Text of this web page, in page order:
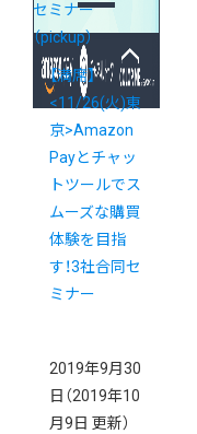
セミナー
（pickup）
【満席】
<11/26(火)東
京>Amazon
Payとチャッ
トツールでス
ムーズな購買
体験を目指
す！3社合同セ
ミナー
2019年9月30
日 （2019年10
月9日 更新）